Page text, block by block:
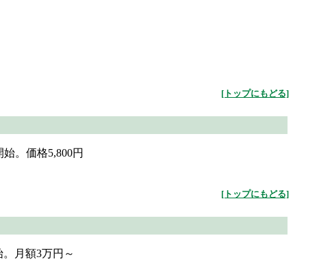
[トップにもどる]
。価格5,800円
[トップにもどる]
月額3万円～